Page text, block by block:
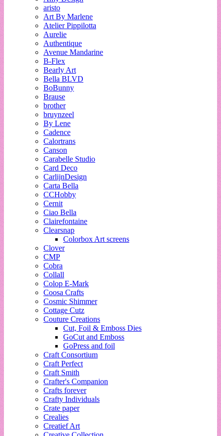
aristo
Art By Marlene
Atelier Pippilotta
Aurelie
Authentique
Avenue Mandarine
B-Flex
Bearly Art
Bella BLVD
BoBunny
Brause
brother
bruynzeel
By Lene
Cadence
Calortrans
Canson
Carabelle Studio
Card Deco
CarlijnDesign
Carta Bella
CCHobby
Cernit
Ciao Bella
Clairefontaine
Clearsnap
Colorbox Art screens
Clover
CMP
Cobra
Collall
Colop E-Mark
Coosa Crafts
Cosmic Shimmer
Cottage Cutz
Couture Creations
Cut, Foil & Emboss Dies
GoCut and Emboss
GoPress and foil
Craft Consortium
Craft Perfect
Craft Smith
Crafter's Companion
Crafts forever
Crafty Individuals
Crate paper
Crealies
Creatief Art